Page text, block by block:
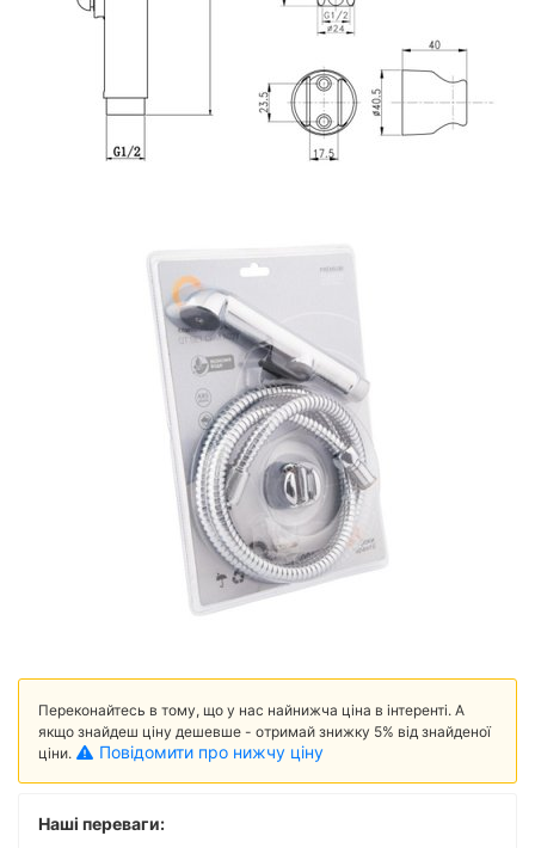
Переконайтесь в тому, що у нас найнижча ціна в інтеренті. А
якщо знайдеш ціну дешевше - отримай знижку 5% від знайденої
ціни.
Повідомити про нижчу ціну
Наші переваги: